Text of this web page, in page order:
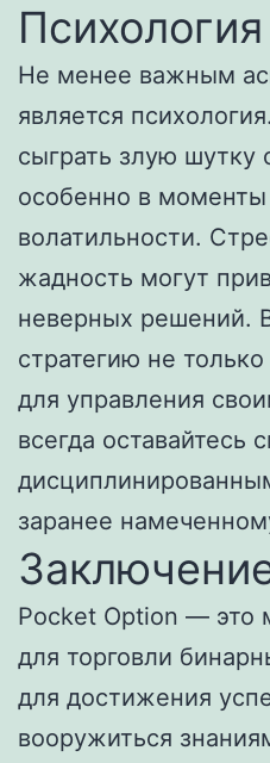
Не менее важным
является
сыграть злую шутку
особенно в
волатильности.
жадность могут
неверных решений.
стратегию не
для управления
всегда оставайтесь
заранее
Pocket Option — это
для торговли
для достижения
вооружиться